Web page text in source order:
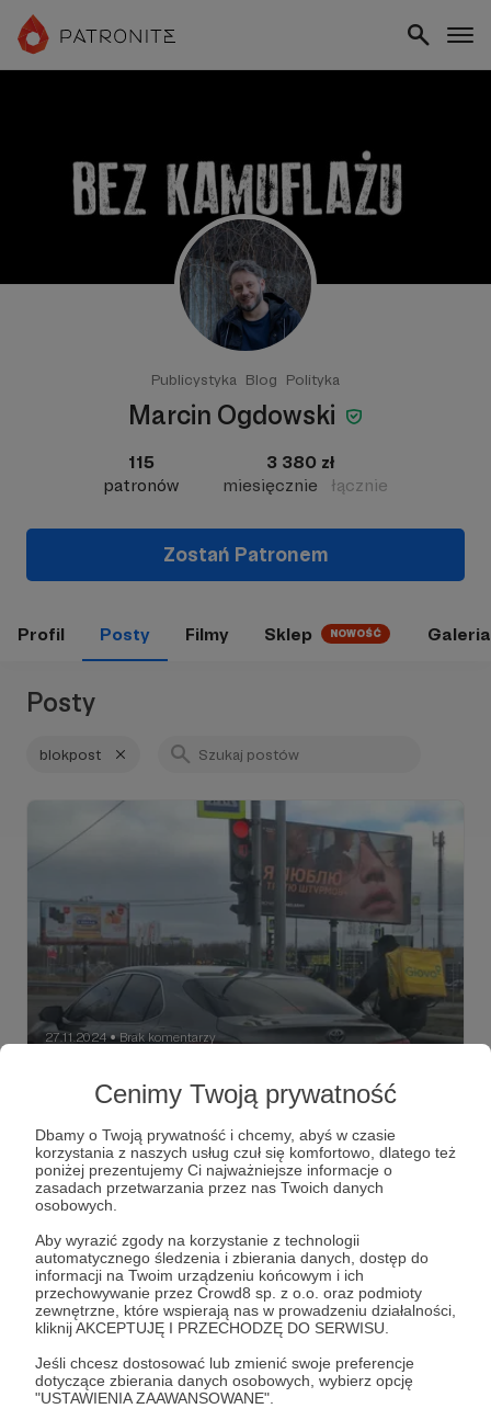
Cenimy Twoją prywatność
Dbamy o Twoją prywatność i chcemy, abyś w czasie
korzystania z naszych usług czuł się komfortowo, dlatego też
poniżej prezentujemy Ci najważniejsze informacje o
zasadach przetwarzania przez nas Twoich danych
osobowych.
Aby wyrazić zgody na korzystanie z technologii
automatycznego śledzenia i zbierania danych, dostęp do
informacji na Twoim urządzeniu końcowym i ich
przechowywanie przez Crowd8 sp. z o.o. oraz podmioty
zewnętrzne, które wspierają nas w prowadzeniu działalności,
kliknij AKCEPTUJĘ I PRZECHODZĘ DO SERWISU.
Jeśli chcesz dostosować lub zmienić swoje preferencje
dotyczące zbierania danych osobowych, wybierz opcję
"USTAWIENIA ZAAWANSOWANE".
Publicystyka Blog Polityka
Marcin Ogdowski
115
patronów
3 380 zł
miesięcznie
łącznie
Zostań Patronem
Profil Posty Filmy Sklep NOWOŚĆ Galeria
Posty
blokpost
27.11.2024 ● Brak komentarzy
Ogień
Czteropasmowa wylotówka z Charkowa, jeszcze na
obszarze gęstej zabudowy. Dwie terenówki blokują skrajne
pasy, między nimi stoi kilku wojskowych i policjantów.
Charkowszczyzna Charków wojenkomat